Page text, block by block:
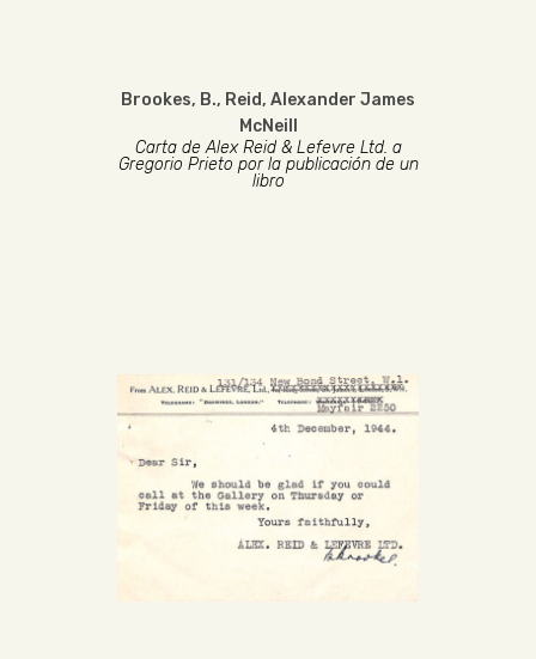
Brookes, B., Reid, Alexander James
McNeill
Carta de Alex Reid & Lefevre Ltd. a
Gregorio Prieto por la publicación de un
libro